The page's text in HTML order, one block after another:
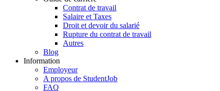
Contrat de travail
Salaire et Taxes
Droit et devoir du salarié
Rupture du contrat de travail
Autres
Blog
Information
Employeur
A propos de StudentJob
FAQ